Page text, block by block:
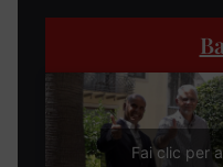
Fai clic per